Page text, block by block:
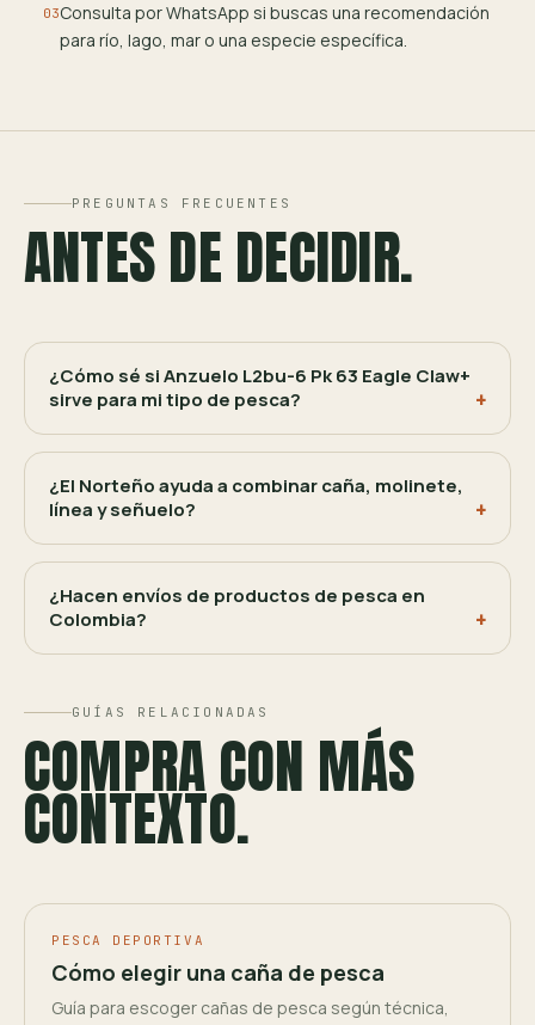
03Consulta por WhatsApp si buscas una recomendación
para río, lago, mar o una especie específica.
PREGUNTAS FRECUENTES
ANTES DE DECIDIR.
¿Cómo sé si Anzuelo L2bu-6 Pk 63 Eagle Claw+
sirve para mi tipo de pesca?
¿El Norteño ayuda a combinar caña, molinete,
línea y señuelo?
¿Hacen envíos de productos de pesca en
Colombia?
GUÍAS RELACIONADAS
COMPRA CON MÁS
CONTEXTO.
PESCA DEPORTIVA
Cómo elegir una caña de pesca
Guía para escoger cañas de pesca según técnica,